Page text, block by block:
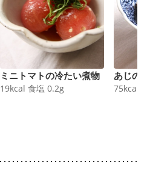
ミニトマトの冷たい煮物
19kcal 食塩 0.2g
あじの
75kcal